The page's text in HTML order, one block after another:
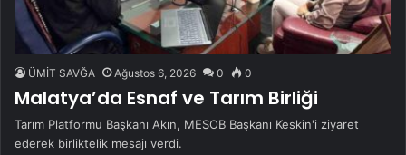
ÜMİT SAVĞA Ağustos 6, 2026 0 0
Malatya’da Esnaf ve Tarım Birliği
Tarım Platformu Başkanı Akın, MESOB Başkanı Keskin'i ziyaret
ederek birliktelik mesajı verdi.